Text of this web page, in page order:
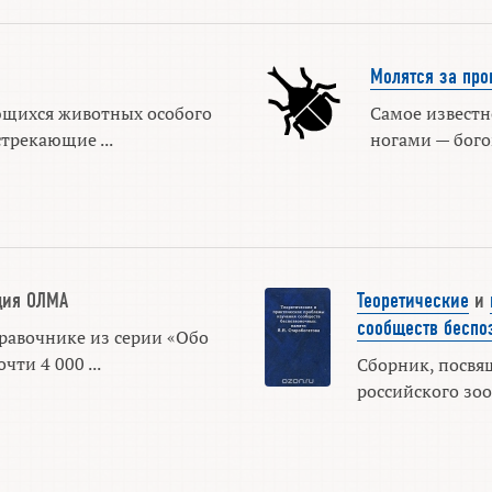
животных особого
...
Молятся за
Самое
ногами —
ОЛМА
из серии «Обо
4 000 ...
Теоретические и
сообществ
Сборник,
российского